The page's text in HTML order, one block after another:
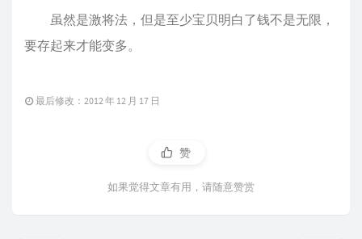
虽然是激将法，但是至少宝贝明白了钱不是无限，
要存起来才能变多。
最后修改：2012 年 12 月 17 日
赞
如果觉得文章有用，请随意赞赏